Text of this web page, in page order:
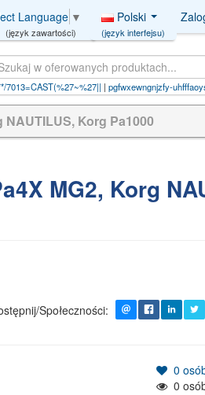
Language ▼
(język zawartości)
Polski
(język interfejsu)
|pgfwxewngnjzfy-uhfffaoysa-n|
NAUTILUS, Korg Pa1000
MG2, Korg
Społeczności:
0
0